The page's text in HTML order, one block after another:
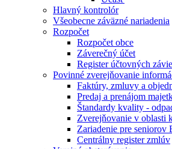
Hlavný kontrolór
Všeobecne záväzné nariadenia
Rozpočet
Rozpočet obce
Záverečný účet
Register účtovných
Povinné zverejňovanie
Faktúry, zmluvy a
Predaj a prenájom
Štandardy kvality -
Zverejňovanie v oblasti
Zariadenie pre seniorov
Centrálny register zmlúv